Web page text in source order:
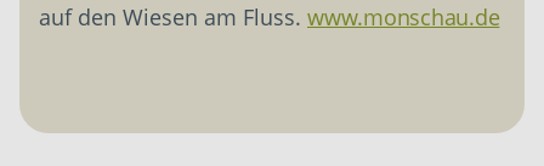
auf den Wiesen am Fluss. www.monschau.de